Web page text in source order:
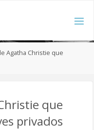
Agatha Christie que
que
privados